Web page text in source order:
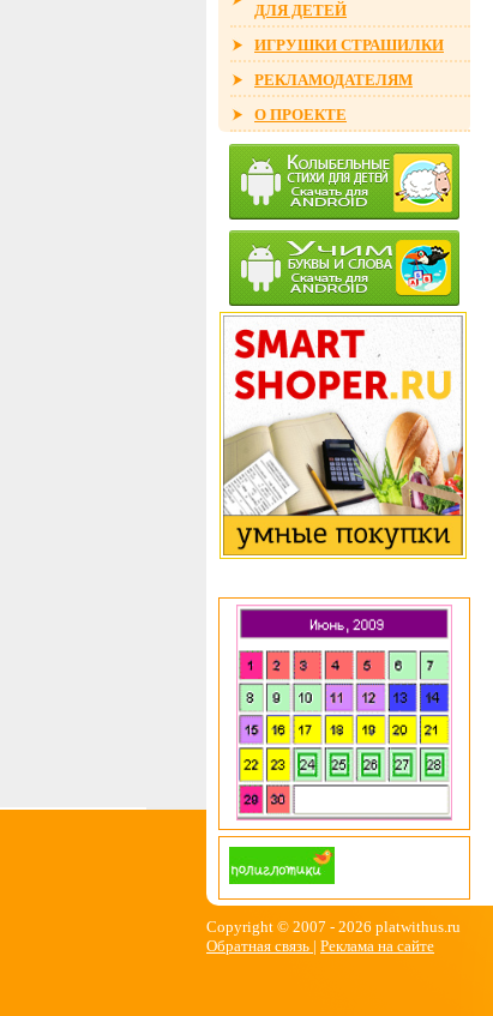
ДЛЯ ДЕТЕЙ
ИГРУШКИ СТРАШИЛКИ
РЕКЛАМОДАТЕЛЯМ
О ПРОЕКТЕ
Copyright © 2007 - 2026 platwithus.ru
Обратная связь | Реклама на сайте